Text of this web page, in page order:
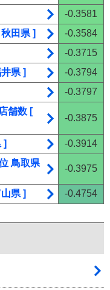
-0.3581
田県 ]
-0.3584
-0.3715
県 ]
-0.3794
-0.3797
舗数 [
-0.3875
]
-0.3914
鳥取県
-0.3975
県 ] -0.4754